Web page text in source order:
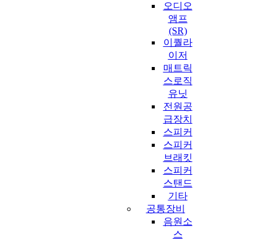
오디오
앰프
(SR)
이퀄라
이저
매트릭
스로직
유닛
전원공
급장치
스피커
스피커
브래킷
스피커
스탠드
기타
공통장비
음원소
스